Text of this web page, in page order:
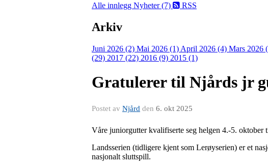
Alle innlegg Nyheter (7) RSS
Arkiv
Juni 2026 (2) Mai 2026 (1) April 2026 (4) Mars 2026
(29) 2017 (22) 2016 (9) 2015 (1)
Gratulerer til Njårds jr
Postet av Njård den 6. okt 2025
Våre juniorgutter kvalifiserte seg helgen 4.-5. oktober
Landsserien (tidligere kjent som Lerøyserien) er et
nasjonalt sluttspill.